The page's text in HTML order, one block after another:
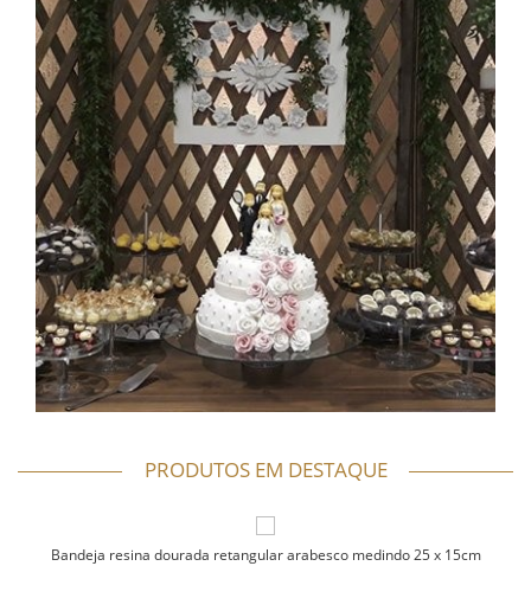
PRODUTOS EM DESTAQUE
Bandeja resina dourada retangular arabesco medindo 25 x 15cm